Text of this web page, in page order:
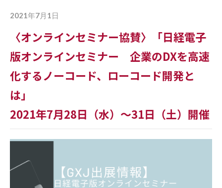
2021年7月1日
〈オンラインセミナー協賛〉「日経電子
版オンラインセミナー 企業のDXを高速
化するノーコード、ローコード開発と
は」
2021年7月28日（水）～31日（土）開催